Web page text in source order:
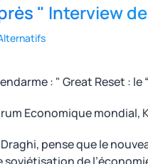
" Interview
: " Great Reset :
Economique mondial,
pense que le